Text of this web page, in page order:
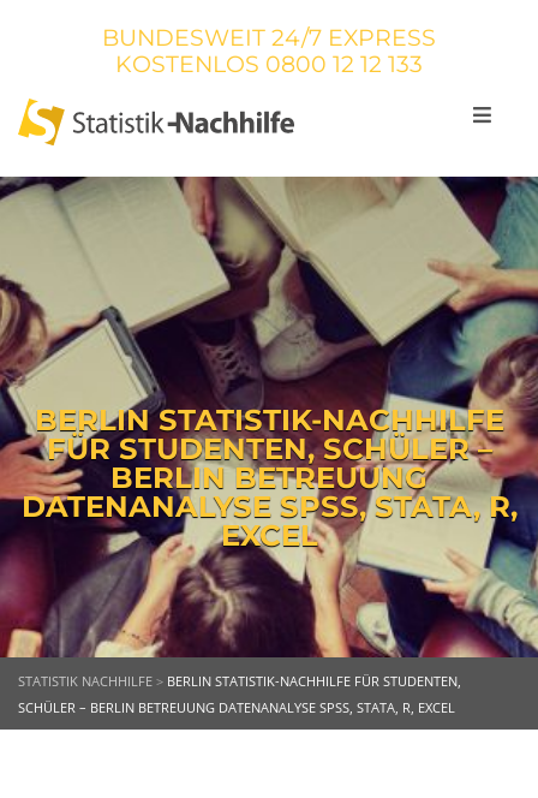
BUNDESWEIT 24/7 EXPRESS
KOSTENLOS 0800 12 12 133
BERLIN STATISTIK-NACHHILFE
FÜR STUDENTEN, SCHÜLER –
BERLIN BETREUUNG
DATENANALYSE SPSS, STATA, R,
EXCEL
STATISTIK NACHHILFE > BERLIN STATISTIK-NACHHILFE FÜR STUDENTEN,
SCHÜLER – BERLIN BETREUUNG DATENANALYSE SPSS, STATA, R, EXCEL